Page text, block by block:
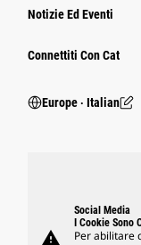
Notizie Ed Eventi
Connettiti Con Cat
Europe ‧ Italian
warning
Social Media
I Cookie Sono
Per abilitare